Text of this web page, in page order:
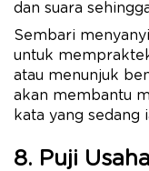
dan suara
Sembari
untuk
atau menunjuk
akan membantu
kata yang sedang
8. Puji